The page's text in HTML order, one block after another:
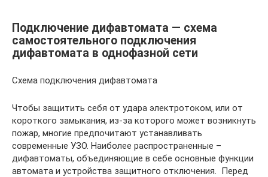
Подключение дифавтомата — схема
самостоятельного подключения
дифавтомата в однофазной сети
Схема подключения дифавтомата
Чтобы защитить себя от удара электротоком, или от
короткого замыкания, из-за которого может возникнуть
пожар, многие предпочитают устанавливать
современные УЗО. Наиболее распространенные –
дифавтоматы, объединяющие в себе основные функции
автомата и устройства защитного отключения. Перед